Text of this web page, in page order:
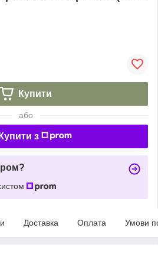
Купити
або
Купити з
Доставка Оплата Умови